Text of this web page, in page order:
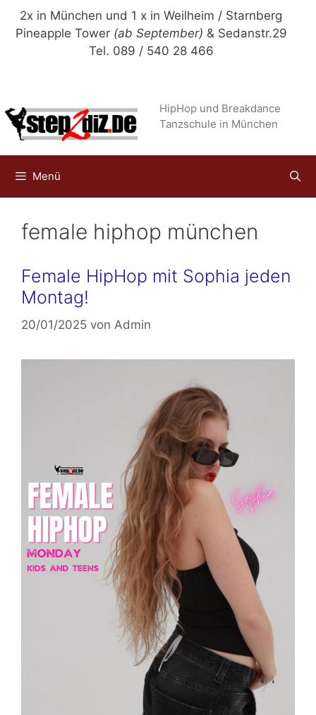
Zum
Inhalt
2x in München und 1 x in Weilheim / Starnberg
Pineapple Tower (ab September) & Sedanstr.29
Tel. 089 / 540 28 466
HipHop und Breakdance
Tanzschule in München
Menü
female hiphop münchen
Female HipHop mit Sophia jeden
Montag!
20/01/2025 von Admin